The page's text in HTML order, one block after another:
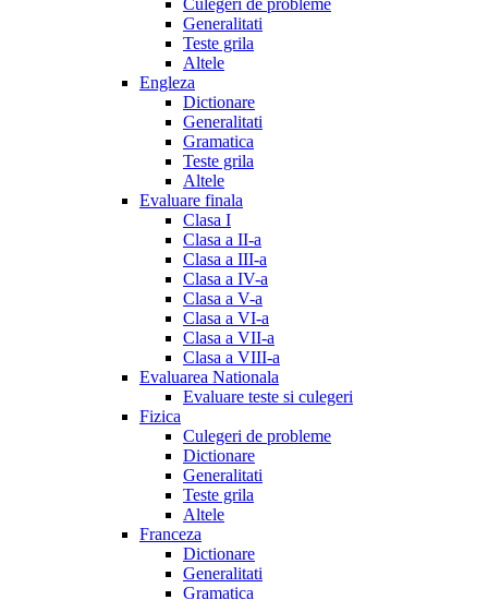
Culegeri de probleme
Generalitati
Teste grila
Altele
Engleza
Dictionare
Generalitati
Gramatica
Teste grila
Altele
Evaluare finala
Clasa I
Clasa a II-a
Clasa a III-a
Clasa a IV-a
Clasa a V-a
Clasa a VI-a
Clasa a VII-a
Clasa a VIII-a
Evaluarea Nationala
Evaluare teste si culegeri
Fizica
Culegeri de probleme
Dictionare
Generalitati
Teste grila
Altele
Franceza
Dictionare
Generalitati
Gramatica